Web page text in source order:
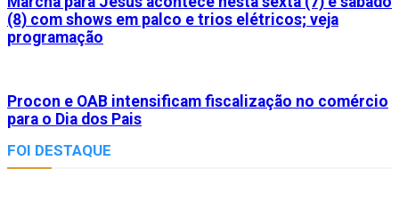
(8) com shows em palco e trios elétricos; veja
programação
Procon e OAB intensificam fiscalização no comércio
para o Dia dos Pais
FOI DESTAQUE